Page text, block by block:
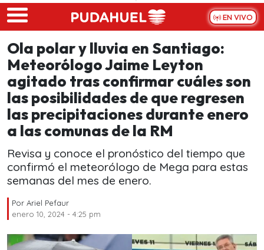
Skip to main content
EN VIVO
Ola polar y lluvia en Santiago:
Meteorólogo Jaime Leyton
agitado tras confirmar cuáles son
las posibilidades de que regresen
las precipitaciones durante enero
a las comunas de la RM
Revisa y conoce el pronóstico del tiempo que
confirmó el meteorólogo de Mega para estas
semanas del mes de enero.
Por Ariel Pefaur
enero 10, 2024 - 4:25 pm